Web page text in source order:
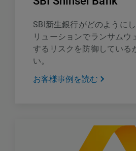
SBI新生銀行がどのように
リューションでランサムウ
するリスクを防御している
い。
お客様事例を読む